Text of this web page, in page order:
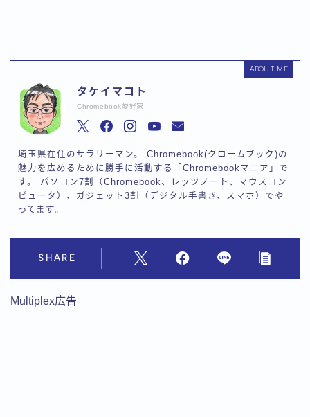
ABOUT ME
タケイマコト
Chromebook愛好家
埼玉県在住のサラリーマン。 Chromebook(クロームブック)の
魅力を広めるために勝手に活動する「Chromebookマニア」で
す。 パソコン7割（Chromebook、レッツノート、マウスコン
ピュータ）、ガジェット3割（デジタル手書き、スマホ）でや
ってます。
SHARE
Multiplex広告